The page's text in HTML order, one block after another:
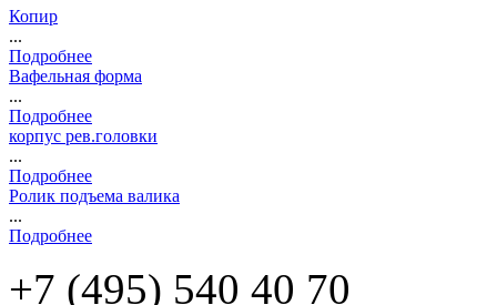
Копир
...
Подробнее
Вафельная форма
...
Подробнее
корпус рев.головки
...
Подробнее
Ролик подъема валика
...
Подробнее
+7 (495) 540 40 70